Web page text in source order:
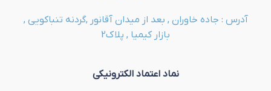
آدرس : جاده خاوران , بعد از میدان آقانور ,گردنه تنباکویی ,
بازار کیمیا , پلاک2
نماد اعتماد الکترونیکی